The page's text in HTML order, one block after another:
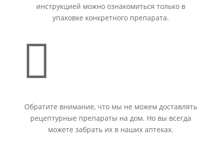
инструкцией можно ознакомиться только в
упаковке конкретного препарата.

Обратите внимание, что мы не можем доставлять
рецептурные препараты на дом. Но вы всегда
можете забрать их в наших аптеках.